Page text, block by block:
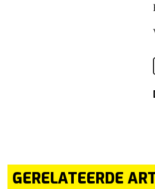
GERELATEERDE